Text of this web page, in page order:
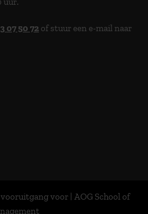
07 50 72 of stuur een e-mail naar
voor | AOG School of